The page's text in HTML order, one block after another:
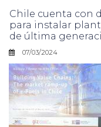
Chile cuenta con
para instalar
de última
07/03/2024